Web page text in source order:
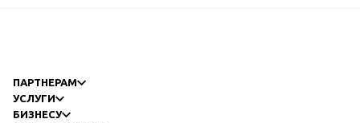
ПАРТНЕРАМ
УСЛУГИ
БИЗНЕСУ